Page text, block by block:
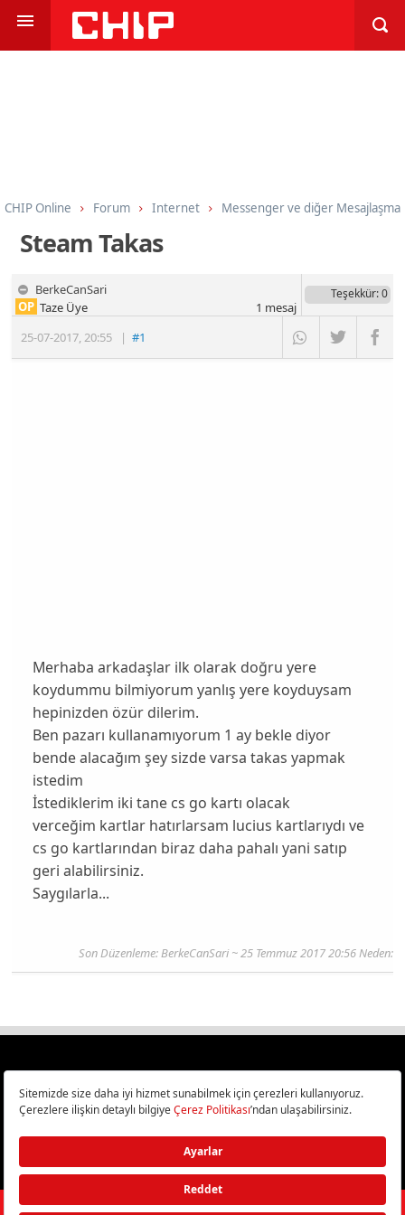
CHIP Online Forum Internet Messenger ve diğer Mesajlaşma
Steam Takas
BerkeCanSari
25-07-2017,20:55 |#1
OP Taze Üye
Teşekkür: 0
1 mesaj
Merhaba arkadaşlar ilk olarak doğru yere
koydummu bilmiyorum yanlış yere koyduysam
hepinizden özür dilerim.
Ben pazarı kullanamıyorum 1 ay bekle diyor
bende alacağım şey sizde varsa takas yapmak
istedim
İstediklerim iki tane cs go kartı olacak
verceğim kartlar hatırlarsam lucius kartlarıydı ve
cs go kartlarından biraz daha pahalı yani satıp
geri alabilirsiniz.
Saygılarla...
Son Düzenleme:BerkeCanSari~ 25 Temmuz 2017 20:56 Neden:
Türkiye
Bilişim ve Teknoloji Haberleri CHIP Online’da!